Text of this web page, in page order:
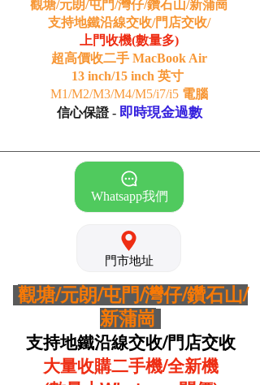
觀塘/元朗/屯門/灣仔/鑽石山/新蒲崗
支持地鐵沿線交收/門店交收/
上門收機(數量多)
超高價收二手 MacBook Air
13 inch/15 inch 英寸
M1/M2/M3/M4/M5/i7/i5 電腦
信心保證 - 即時現金過數
Whatsapp我們
門市地址
觀塘/元朗/屯門/灣仔/鑽石山/
新蒲崗
支持地鐵沿線交收/門店交收
大量收購二手機/全新機